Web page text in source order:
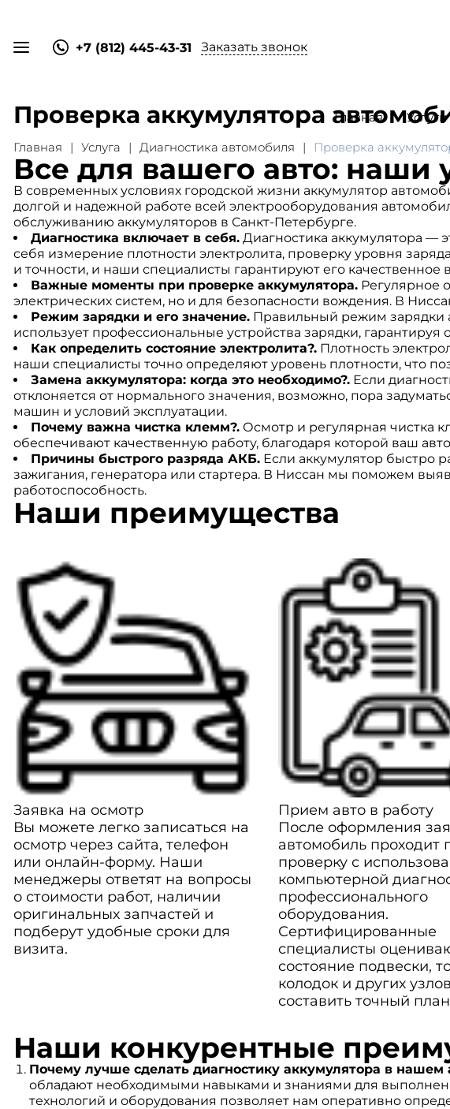
+7 (812) 445-43-31 Заказать звонок
Главная Услуги
Проверка аккумулятора
Главная Услуга Диагностика автомобиля Проверка
Все для вашего авто: наши
В современных условиях городской жизни аккумулятор
долгой и надежной работе всей электрооборудования
обслуживанию аккумуляторов в Санкт-Петербурге.
Диагностика включает в себя.Диагностика аккумулятора —
себя измерение плотности электролита, проверку уровня
и точности, и наши специалисты гарантируют его качественное
Важные моменты при проверке аккумулятора.Регулярное
электрических систем, но и для безопасности вождения. В
Режим зарядки и его значение.Правильный режим зарядки
использует профессиональные устройства зарядки,
Как определить состояние электролита?.Плотность
наши специалисты точно определяют уровень плотности, что
Замена аккумулятора: когда это необходимо?.Если
отклоняется от нормального значения, возможно, пора
машин и условий эксплуатации.
Почему важна чистка клемм?.Осмотр и регулярная чистка
обеспечивают качественную работу, благодаря которой ваш
Причины быстрого разряда АКБ.Если аккумулятор быстро
зажигания, генератора или стартера. В Ниссан мы поможем
работоспособность.
Наши преимущества
Заявка на осмотр
Вы можете легко записаться на
осмотр через сайта, телефон
или онлайн-форму. Наши
менеджеры ответят на вопросы
о стоимости работ, наличии
оригинальных запчастей и
подберут удобные сроки для
визита.
Прием авто в работу
После оформления
автомобиль проходит
проверку с
компьютерной
профессионального
оборудования.
Сертифицированные
специалисты
состояние подвески,
колодок и других
составить точный
Наши конкурентные
Почему лучше сделать диагностику аккумулятора в нашем
обладают необходимыми навыками и знаниями для
технологий и оборудования позволяет нам оперативно